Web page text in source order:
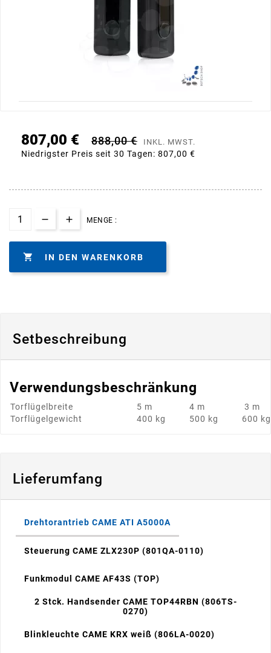
807,00 € 888,00 € INKL. MWST.
Niedrigster Preis seit 30 Tagen: 807,00 €
MENGE :
 IN DEN WARENKORB
Setbeschreibung
Verwendungsbeschränkung
Torflügelbreite 5 m 4 m
3 m
Torflügelgewicht
400 kg 500 kg 600 kg
Lieferumfang
Drehtorantrieb CAME ATI A5000A
Steuerung CAME ZLX230P (801QA-0110)
Funkmodul CAME AF43S (TOP)
2 Stck. Handsender CAME TOP44RBN (806TS-
0270)
Blinkleuchte CAME KRX weiß (806LA-0020)